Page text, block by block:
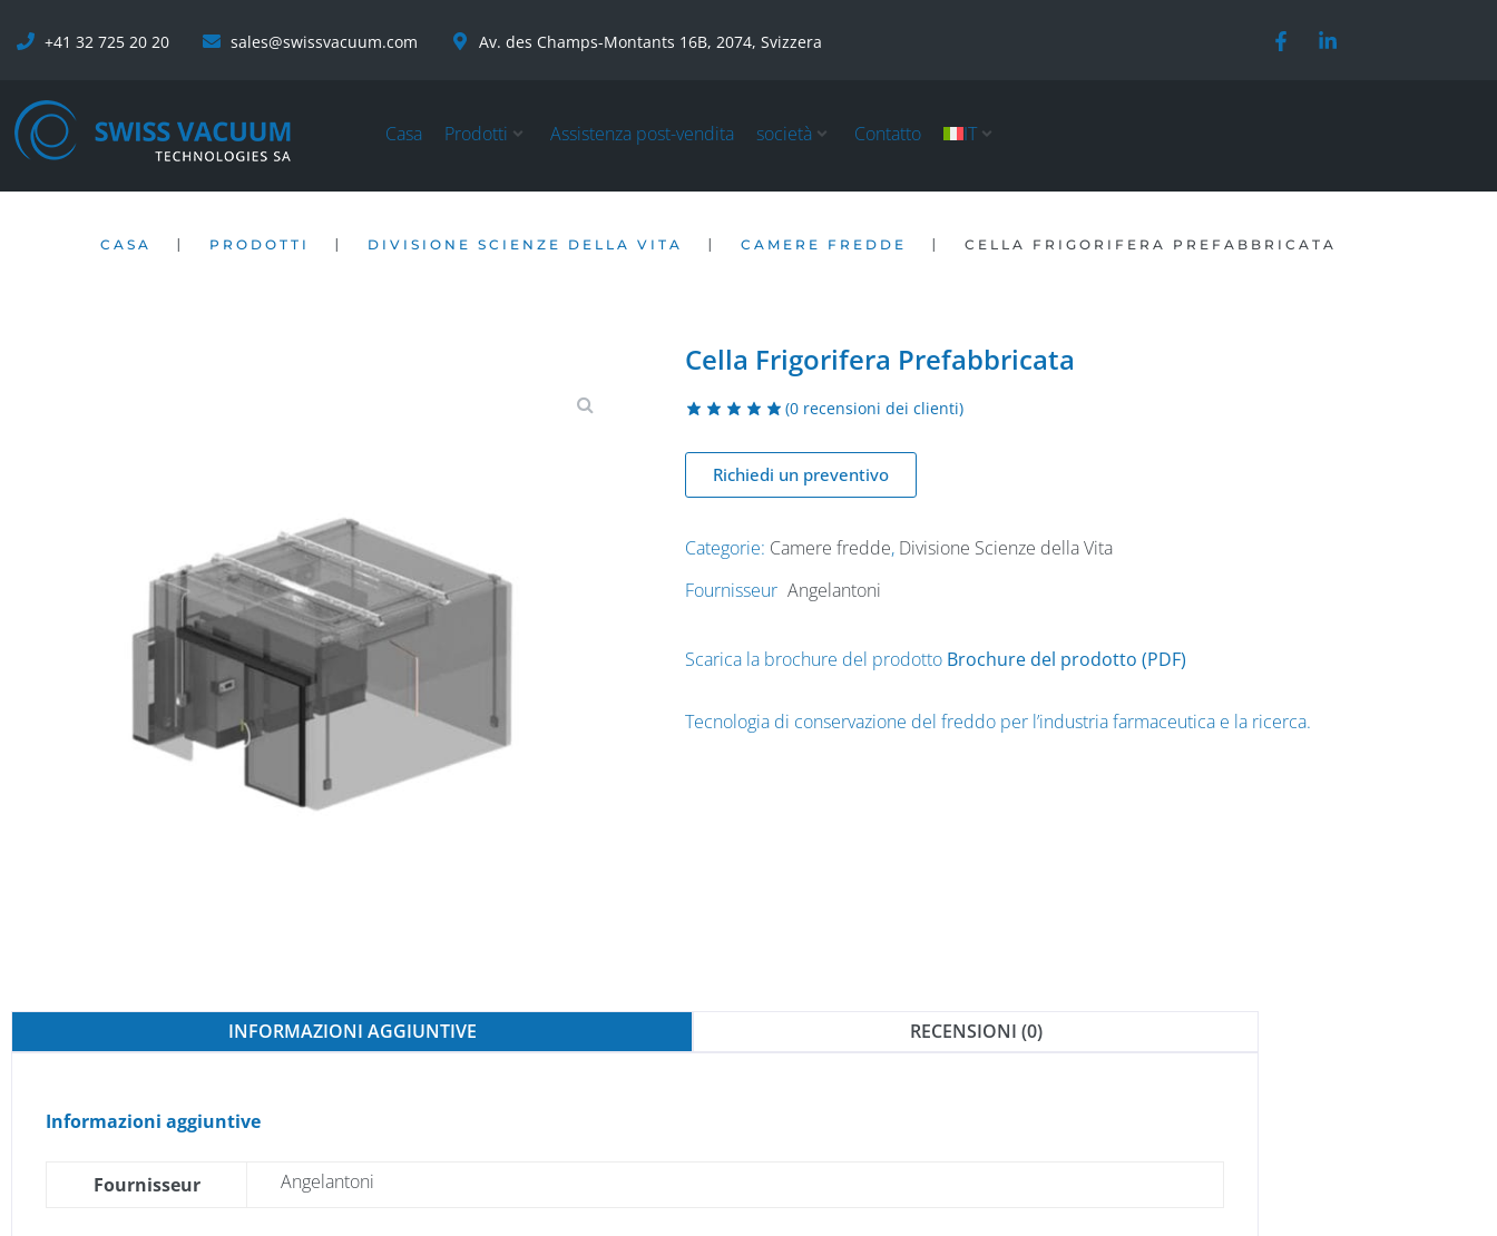
+41 32 725 20 20 sales@swissvacuum.com Av. des Champs-Montants 16B, 2074, Svizzera
Casa Prodotti Assistenza post-vendita società Contatto IT
CASA | PRODOTTI | DIVISIONE SCIENZE DELLA VITA | CAMERE FREDDE | CELLA FRIGORIFERA PREFABBRICATA
Cella Frigorifera Prefabbricata
(0 recensioni dei clienti)
Richiedi un preventivo
Categorie: Camere fredde, Divisione Scienze della Vita
Fournisseur Angelantoni
Scarica la brochure del prodotto Brochure del prodotto (PDF)
Tecnologia di conservazione del freddo per l’industria farmaceutica e la ricerca.
INFORMAZIONI AGGIUNTIVE RECENSIONI (0)
Informazioni aggiuntive
Fournisseur Angelantoni